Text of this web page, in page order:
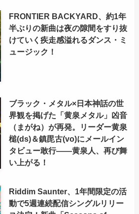
FRONTIER BACKYARD、約1年
半ぶりの新曲は夜の隙間をすり抜
けていく疾走感溢れるダンス・ミ
ュージック！
ブラック・メタル×日本神話の世
界観を掲げた「黄泉メタル」凶音
（まがね）が再発。リーダー黄泉
槌(ds)＆鎮毘古(vo)にメールイン
タビュー敢行――黄泉人、再び舞
い上がる！
Riddim Saunter、1年間限定の活
動で5週連続配信シングルリリー